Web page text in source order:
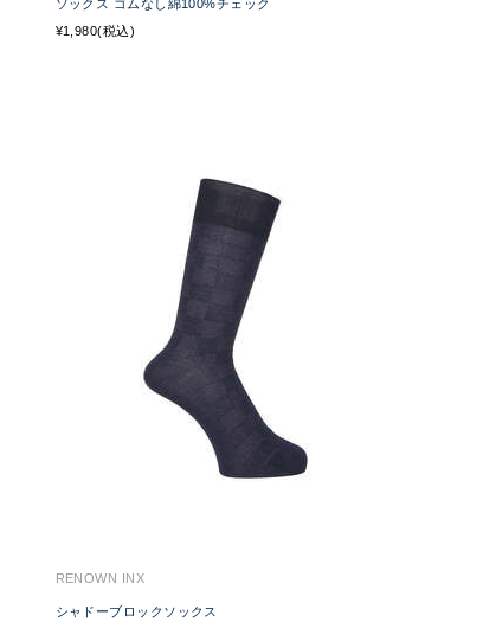
ソックス ゴムなし綿100%チェック
¥1,980(税込)
RENOWN INX
シャドーブロックソックス